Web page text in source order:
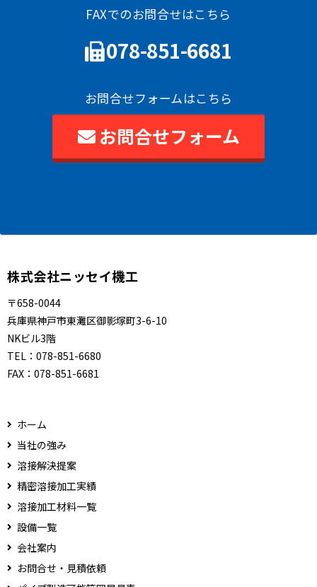
FAXでのお問合せはこちら
078-851-6681
お問合せフォームはこちら
お問合せフォーム
株式会社ニッセイ機工
〒658-0044
兵庫県神戸市東灘区御影塚町3-6-10
NKビル3階
TEL： 078-851-6680
FAX： 078-851-6681
ホーム
当社の強み
溶接解決提案
精密溶接加工実績
溶接加工材料一覧
設備一覧
会社案内
お問合せ・見積依頼